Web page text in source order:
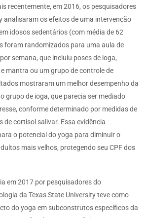
recentemente, em 2016, os pesquisadores
analisaram os efeitos de uma intervenção
idosos sedentários (com média de 62
foram randomizados para uma aula de
semana, que incluiu poses de ioga,
mantra ou um grupo de controle de
mostraram um melhor desempenho da
grupo de ioga, que parecia ser mediado
conforme determinado por medidas de
de cortisol salivar. Essa evidência
o potencial do yoga para diminuir o
mais velhos, protegendo seu CPF dos
em 2017 por pesquisadores do
da Texas State University teve como
do yoga em subconstrutos específicos da